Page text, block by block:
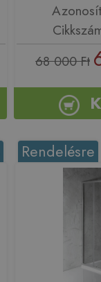
68 000 Ft
Rendelésre